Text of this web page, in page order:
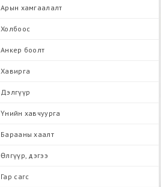
Арын хамгаалалт
Холбоос
Анкер боолт
Хавирга
Дэлгүүр
Үнийн хавчуурга
Барааны хаалт
Өлгүүр, дэгээ
Гар сагс